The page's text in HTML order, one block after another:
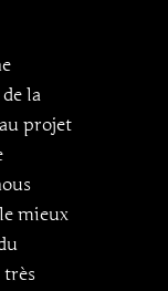
la
projet
mieux
très